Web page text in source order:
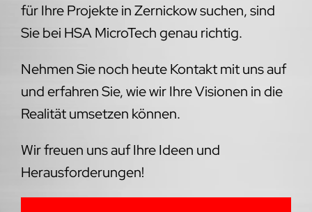
für Ihre Projekte in Zernickow suchen, sind
Sie bei HSA MicroTech genau richtig.
Nehmen Sie noch heute Kontakt mit uns auf
und erfahren Sie, wie wir Ihre Visionen in die
Realität umsetzen können.
Wir freuen uns auf Ihre Ideen und
Herausforderungen!